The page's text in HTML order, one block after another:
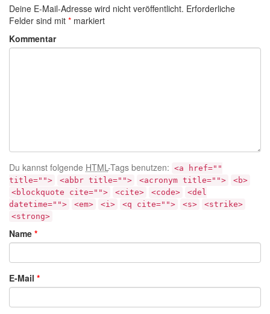
Deine E-Mail-Adresse wird nicht veröffentlicht. Erforderliche
Felder sind mit * markiert
Kommentar
Du kannst folgende HTML-Tags benutzen: <a href=""
title="">
<abbr title=""> <acronym title="">
<b>
<blockquote cite="">
<cite> <code>
<del
datetime="">
<em> <i> <q cite=""> <s>
<strike>
<strong>
Name *
E-Mail *